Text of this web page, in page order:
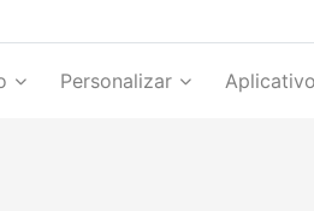
Personalizar